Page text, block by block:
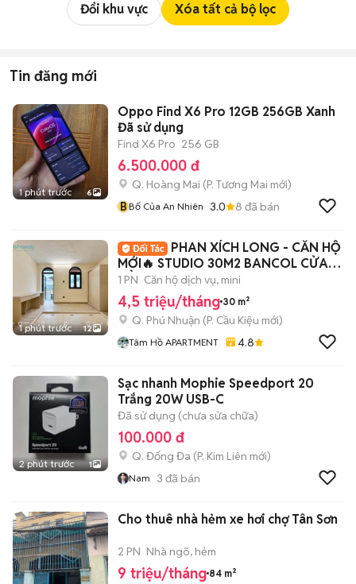
Đổi khu vực Xóa tất cả bộ lọc
Tin đăng mới
1 phút trước 6
Oppo Find X6 Pro 12GB 256GB Xanh
Đã sử dụng
Find X6 Pro 256 GB
6.500.000 đ
Q. Hoàng Mai (P. Tương Mai mới)
BBố Của An Nhiên 3.0 8 đã bán
1 phút trước 12
PHAN XÍCH LONG - CĂN HỘ
MỚI🔥 STUDIO 30M2 BANCOL CỬA
SỔ - FULL NT 100%
1 PN Căn hộ dịch vụ, mini
4,5 triệu/tháng 30 m²
Q. Phú Nhuận (P. Cầu Kiệu mới)
Tâm Hồ APARTMENT 4.8
2 phút trước 1
Sạc nhanh Mophie Speedport 20
Trắng 20W USB-C
Đã sử dụng (chưa sửa chữa)
100.000 đ
Q. Đống Đa (P. Kim Liên mới)
Nam 3 đã bán
Cho thuê nhà hẻm xe hơi chợ Tân Sơn
2 PN Nhà ngõ, hẻm
9 triệu/tháng 84 m²